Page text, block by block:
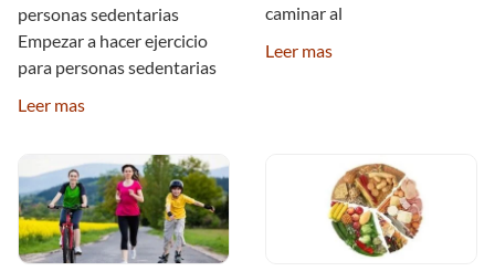
personas sedentarias
Empezar a hacer ejercicio
para personas sedentarias
Leer mas
caminar al
Leer mas